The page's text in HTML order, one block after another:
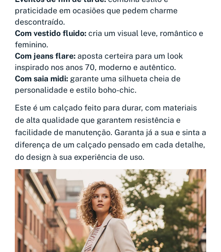
praticidade em ocasiões que pedem charme
descontraído.
Com vestido fluido: cria um visual leve, romântico e
feminino.
Com jeans flare: aposta certeira para um look
inspirado nos anos 70, moderno e autêntico.
Com saia midi: garante uma silhueta cheia de
personalidade e estilo boho-chic.
Este é um calçado feito para durar, com materiais
de alta qualidade que garantem resistência e
facilidade de manutenção. Garanta já a sua e sinta a
diferença de um calçado pensado em cada detalhe,
do design à sua experiência de uso.